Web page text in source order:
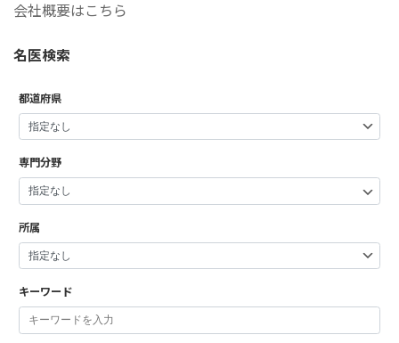
会社概要はこちら
名医検索
都道府県
専門分野
所属
キーワード